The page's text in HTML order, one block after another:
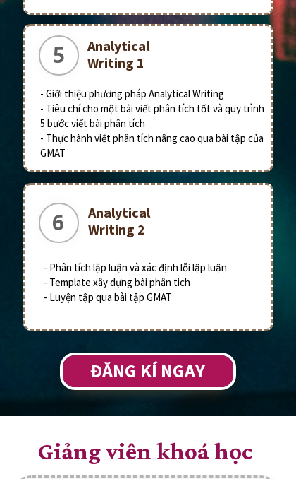
ĐĂNG KÍ NGAY
Analytical
Writing 1
- Giới thiệu phương pháp Analytical Writing
- Tiêu chí cho một bài viết phân tích tốt và quy trình
5 bước viết bài phân tích
- Thực hành viết phân tích nâng cao qua bài tập của
GMAT
5
Analytical
Writing 2
- Phân tích lập luận và xác định lỗi lập luận
- Template xây dựng bài phân tich
- Luyện tập qua bài tập GMAT
6
Giảng viên khoá học